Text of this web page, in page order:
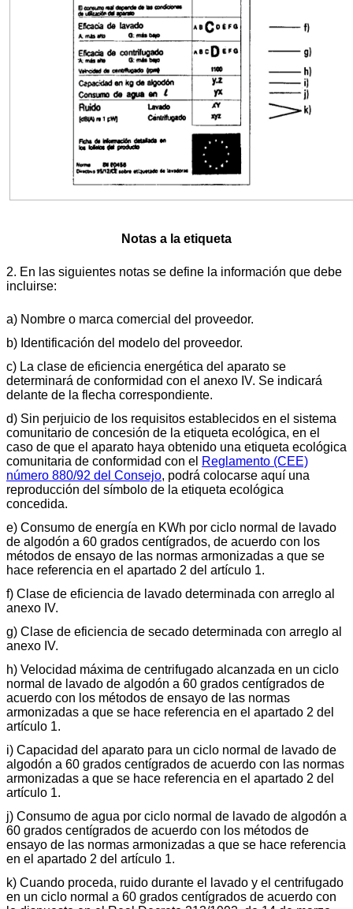
Notas a la etiqueta
2. En las siguientes notas se define la información que debe
incluirse:
a) Nombre o marca comercial del proveedor.
b) Identificación del modelo del proveedor.
c) La clase de eficiencia energética del aparato se
determinará de conformidad con el anexo IV. Se indicará
delante de la flecha correspondiente.
d) Sin perjuicio de los requisitos establecidos en el sistema
comunitario de concesión de la etiqueta ecológica, en el
caso de que el aparato haya obtenido una etiqueta ecológica
comunitaria de conformidad con el Reglamento (CEE)
número 880/92 del Consejo, podrá colocarse aquí una
reproducción del símbolo de la etiqueta ecológica
concedida.
e) Consumo de energía en KWh por ciclo normal de lavado
de algodón a 60 grados centígrados, de acuerdo con los
métodos de ensayo de las normas armonizadas a que se
hace referencia en el apartado 2 del artículo 1.
f) Clase de eficiencia de lavado determinada con arreglo al
anexo IV.
g) Clase de eficiencia de secado determinada con arreglo al
anexo IV.
h) Velocidad máxima de centrifugado alcanzada en un ciclo
normal de lavado de algodón a 60 grados centígrados de
acuerdo con los métodos de ensayo de las normas
armonizadas a que se hace referencia en el apartado 2 del
artículo 1.
i) Capacidad del aparato para un ciclo normal de lavado de
algodón a 60 grados centígrados de acuerdo con las normas
armonizadas a que se hace referencia en el apartado 2 del
artículo 1.
j) Consumo de agua por ciclo normal de lavado de algodón a
60 grados centígrados de acuerdo con los métodos de
ensayo de las normas armonizadas a que se hace referencia
en el apartado 2 del artículo 1.
k) Cuando proceda, ruido durante el lavado y el centrifugado
en un ciclo normal a 60 grados centígrados de acuerdo con